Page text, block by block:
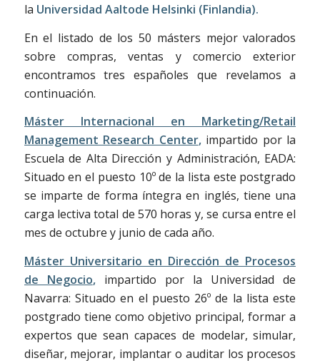
la Universidad Aaltode Helsinki (Finlandia).
En el listado de los 50 másters mejor valorados
sobre compras, ventas y comercio exterior
encontramos tres españoles que revelamos a
continuación.
Máster Internacional en Marketing/Retail
Management Research Center,impartido por la
Escuela de Alta Dirección y Administración, EADA:
Situado en el puesto 10º de la lista este postgrado
se imparte de forma íntegra en inglés, tiene una
carga lectiva total de 570 horas y, se cursa entre el
mes de octubre y junio de cada año.
Máster Universitario en Dirección de Procesos
de Negocio,impartido por la Universidad de
Navarra: Situado en el puesto 26º de la lista este
postgrado tiene como objetivo principal, formar a
expertos que sean capaces de modelar, simular,
diseñar, mejorar, implantar o auditar los procesos